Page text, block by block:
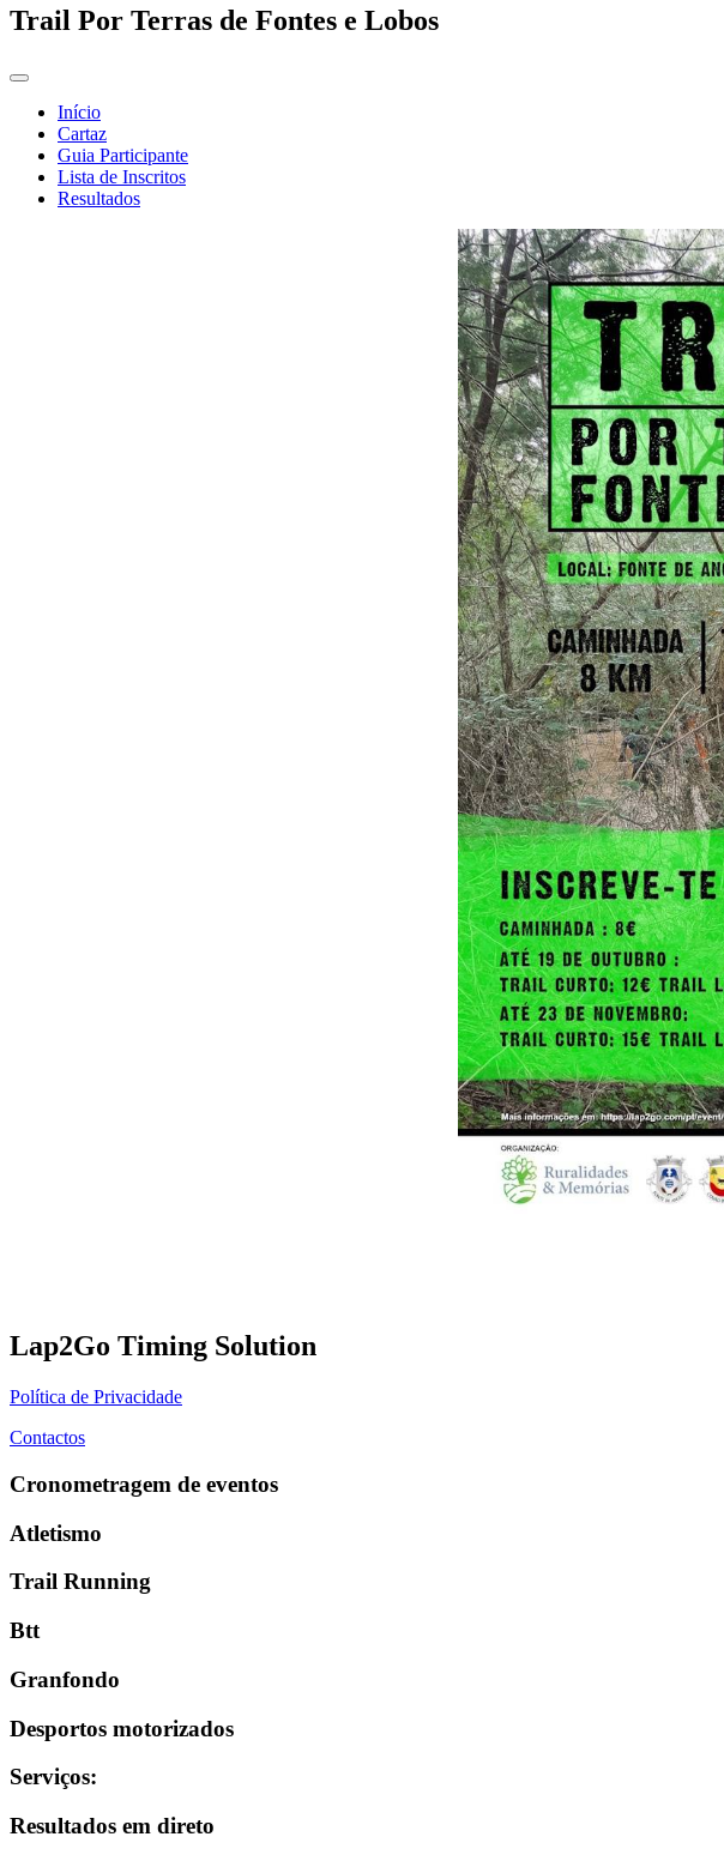
Trail Por Terras de Fontes e Lobos
Início
Cartaz
Guia Participante
Lista de Inscritos
Resultados
Lap2Go Timing Solution
Política de Privacidade
Contactos
Cronometragem de eventos
Atletismo
Trail Running
Btt
Granfondo
Desportos motorizados
Serviços:
Resultados em direto